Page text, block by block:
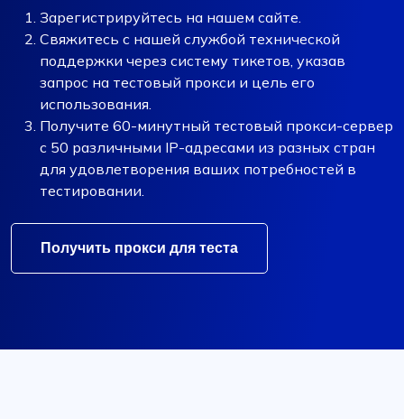
Зарегистрируйтесь на нашем сайте.
Свяжитесь с нашей службой технической
поддержки через систему тикетов, указав
запрос на тестовый прокси и цель его
использования.
Получите 60-минутный тестовый прокси-сервер
с 50 различными IP-адресами из разных стран
для удовлетворения ваших потребностей в
тестировании.
Получить прокси для теста